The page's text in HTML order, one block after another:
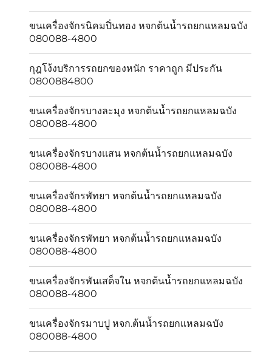
ขนเครื่องจักรนิคมปิ่นทอง หจกต้นน้ำรถยกแหลมฉบัง
080088-4800
กุฎโง้งบริการรถยกของหนัก ราคาถูก มีประกัน
0800884800
ขนเครื่องจักรบางละมุง หจกต้นน้ำรถยกแหลมฉบัง
080088-4800
ขนเครื่องจักรบางเเสน หจกต้นน้ำรถยกแหลมฉบัง
080088-4800
ขนเครื่องจักรพัทยา หจกต้นน้ำรถยกแหลมฉบัง
080088-4800
ขนเครื่องจักรพัทยา หจกต้นน้ำรถยกแหลมฉบัง
080088-4800
ขนเครื่องจักรพันเสด็จใน หจกต้นน้ำรถยกแหลมฉบัง
080088-4800
ขนเครื่องจักรมาบปู หจก.ต้นน้ำรถยกแหลมฉบัง
080088-4800